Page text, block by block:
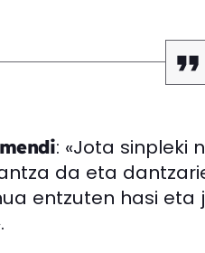
: «Jota sinpleki
da eta
entzuten hasi